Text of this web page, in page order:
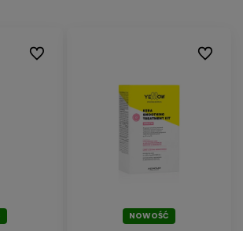
Do ulubionych
NOWOŚĆ
Do